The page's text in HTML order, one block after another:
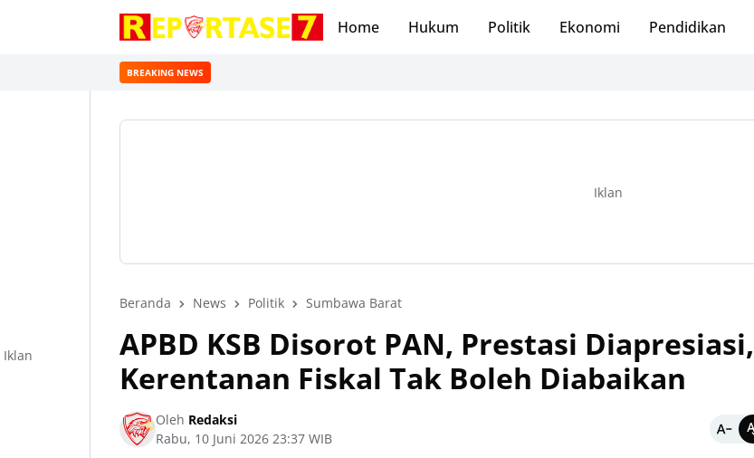
Home Hukum Politik Ekonomi Pendidikan
BREAKING NEWS
Iklan
Beranda News Politik Sumbawa Barat
APBD KSB Disorot PAN, Prestasi Diapresiasi,
Kerentanan Fiskal Tak Boleh Diabaikan
Oleh Redaksi
Rabu, 10 Juni 2026 23:37 WIB
Iklan